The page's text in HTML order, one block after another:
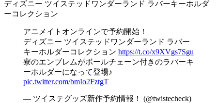
ディズニー ツイステッドワンダーランド ラバーキーホルダ
ーコレクション
アニメイトオンラインで予約開始！
ディズニー ツイステッドワンダーランド ラバー
キーホルダーコレクション https://t.co/x9XVgs7Sgu
寮のエンブレムがボールチェーン付きのラバーキ
ーホルダーになって登場♪
pic.twitter.com/bmIo2FztgT
— ツイステグッズ新作予約情報！ (@twistecheck)